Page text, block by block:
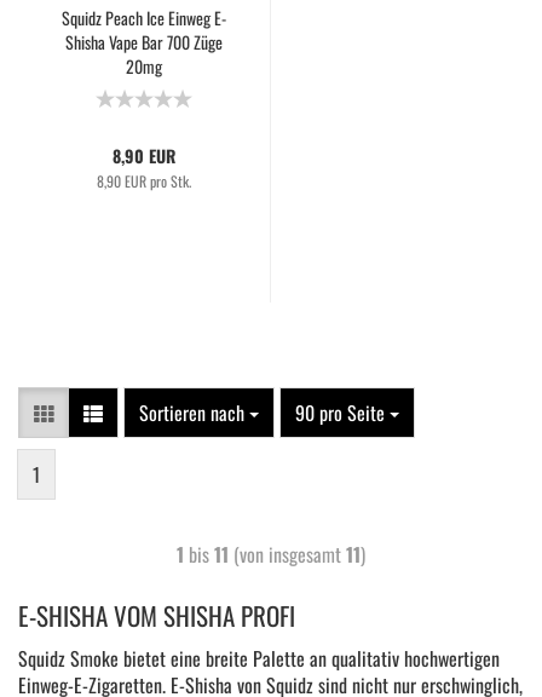
Squidz Peach Ice Einweg E-
Shisha Vape Bar 700 Züge
20mg
8,90 EUR
8,90 EUR pro Stk.
Sortieren nach 90 pro Seite
1
1 bis11 (von insgesamt11)
E-SHISHA VOM SHISHA PROFI
Squidz Smoke bietet eine breite Palette an qualitativ hochwertigen
Einweg-E-Zigaretten. E-Shisha von Squidz sind nicht nur erschwinglich,